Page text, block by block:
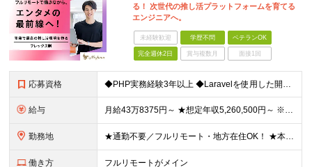
る！ 次世代の推し活プラットフォームを育てる
エンジニアへ。
未経験歓迎 学歴不問 ベテランOK
完全週休2日 賞与複数月 面接1回
応募資格 ◆PHP実務経験3年以上 ◆Laravelを使用した開発経験3年以上 ※学歴不問 ＼こんな方にピッタリです／ ・主体的にキャッチアップし、自分で調べて業務を進められる方 ・わからないことは積極的に質
給与 月給43万8375円～ ★想定年収5,260,500円～ ※経験・能力等により決定します ※月給には手当(一律)・固定残業（104,375円～/40時間）を含む。超過分は別途支給します ※試用期間（
勤務地 ★通勤不要／フルリモート・地方在住OK！ ★本社は目黒駅最寄り ■本社 東京都品川区上大崎3-14-12 井雅ビル5階 （変更の範囲）なし
働き方 フルリモートがメイン